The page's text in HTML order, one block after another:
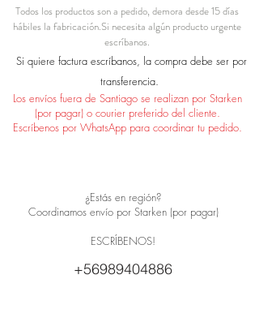
Todos los productos son a pedido, demora desde 15 días
hábiles la fabricación.Si necesita algún producto urgente
escríbanos.
Si quiere factura escríbanos, la compra debe ser por
transferencia.
Los envíos fuera de Santiago se realizan por Starken
(por pagar) o courier preferido del cliente.
Escríbenos por WhatsApp para coordinar tu pedido.
¿Estás en región?
Coordinamos envío por Starken (por pagar)
ESCRÍBENOS!
+56989404886